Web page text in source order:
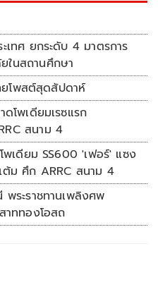
เทศ ยกระดับ 4 มาตรการ
ในสถานศึกษา
ยโพสต์สุดสัปดาห์
โพเดียมเรซแรก
สนาม 4
พเดียม SS600 'เฟอร์' แซง
ต้ม ศึก ARRC สนาม 4
พระราชทานเพลิงศพ
าททองโอสถ